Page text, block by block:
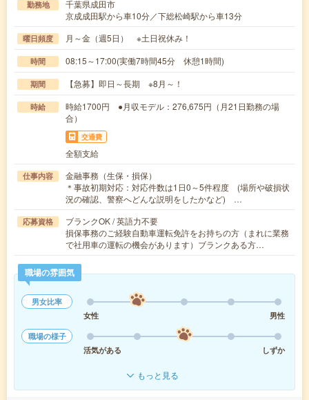
勤務地
千葉県成田市
京成成田駅から車10分／下総松崎駅から車13分
曜日頻度 月～金（週5日） ※土日祝休み！
時間 08:15～17:00(実働7時間45分 休憩1時間)
期間 【急募】即日～長期 ※8月～！
時給
時給1700円 ●月収モデル：276,675円（月21日勤務の場
合）
交通費
全額支給
仕事内容
金融事務（生保・損保）
＊事故初期対応：対応件数は1日0～5件程度 (場所や破損状
況の確認、警察へどんな説明をしたかなど) …
応募資格
ブランクOK / 英語力不要
損保事務のご経験自動車運転免許をお持ちの方（まれに業務
で社用車の運転の機会があります）ブランクある方…
職場の雰囲気
男女比率
女性
男性
職場の様子
活気がある
しずか
もっと見る